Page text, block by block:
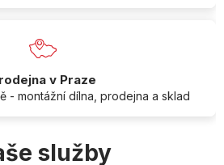
v Praze
- montážní dílna, prodejna a sklad
služby